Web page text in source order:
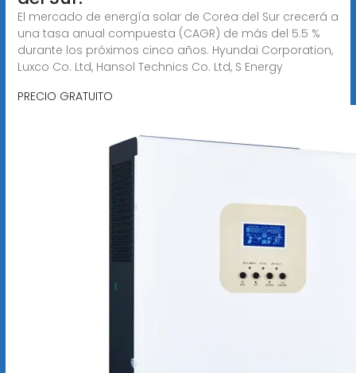
El mercado de energía solar de Corea del Sur crecerá a
una tasa anual compuesta (CAGR) de más del 5.5 %
durante los próximos cinco años. Hyundai Corporation,
Luxco Co. Ltd, Hansol Technics Co. Ltd, S Energy
PRECIO GRATUITO